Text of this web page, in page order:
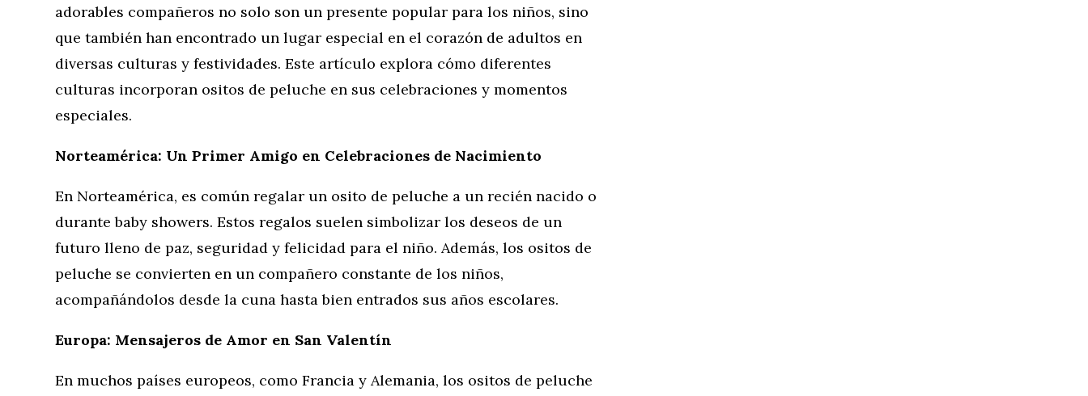
adorables compañeros no solo son un presente popular para los niños, sino
que también han encontrado un lugar especial en el corazón de adultos en
diversas culturas y festividades. Este artículo explora cómo diferentes
culturas incorporan ositos de peluche en sus celebraciones y momentos
especiales.
Norteamérica: Un Primer Amigo en Celebraciones de Nacimiento
En Norteamérica, es común regalar un osito de peluche a un recién nacido o
durante baby showers. Estos regalos suelen simbolizar los deseos de un
futuro lleno de paz, seguridad y felicidad para el niño. Además, los ositos de
peluche se convierten en un compañero constante de los niños,
acompañándolos desde la cuna hasta bien entrados sus años escolares.
Europa: Mensajeros de Amor en San Valentín
En muchos países europeos, como Francia y Alemania, los ositos de peluche